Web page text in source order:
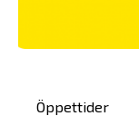
Päävalikko
Öppettider